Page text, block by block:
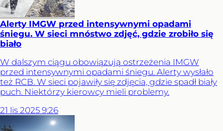
Alerty IMGW przed intensywnymi opadami
śniegu. W sieci mnóstwo zdjęć, gdzie zrobiło się
biało
W dalszym ciągu obowiązują ostrzeżenia IMGW
przed intensywnymi opadami śniegu. Alerty wysłało
też RCB. W sieci pojawiły się zdjęcia, gdzie spadł biały
puch. Niektórzy kierowcy mieli problemy.
21 lis 2025 9:26